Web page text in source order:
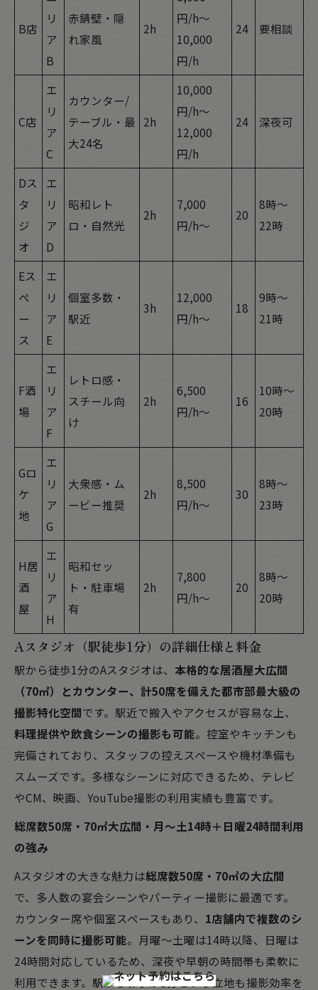
B店
リ
ア
B
赤錆壁・隠
れ家風
2h
円/h〜
10,000
円/h
24 要相談
C店
エ
リ
ア
C
カウンター/
テーブル・最
大24名
2h
10,000
円/h〜
12,000
円/h
24 深夜可
Dス
タ
ジ
オ
エ
リ
ア
D
昭和レト
ロ・自然光
2h
7,000
円/h〜
20
8時〜
22時
Eス
ペ
ー
ス
エ
リ
ア
E
個室多数・
駅近
3h
12,000
円/h〜
18
9時〜
21時
F酒
場
エ
リ
ア
F
レトロ感・
スチール向
け
2h
6,500
円/h〜
16
10時〜
20時
Gロ
ケ
地
エ
リ
ア
G
大衆感・ム
ービー推奨
2h
8,500
円/h〜
30
8時〜
23時
H居
酒
屋
エ
リ
ア
H
昭和セッ
ト・駐車場
有
2h
7,800
円/h〜
20
8時〜
20時
Aスタジオ（駅徒歩1分）の詳細仕様と料金
駅から徒歩1分のAスタジオは、 本格的な居酒屋大広間
（70㎡）とカウンター、計50席を備えた都市部最大級の
撮影特化空間です。駅近で搬入やアクセスが容易な上、
料理提供や飲食シーンの撮影も可能。控室やキッチンも
完備されており、スタッフの控えスペースや機材準備も
スムーズです。多様なシーンに対応できるため、テレビ
やCM、映画、YouTube撮影の利用実績も豊富です。
総席数50席・70㎡大広間・月〜土14時＋日曜24時間利用
の強み
Aスタジオの大きな魅力は総席数50席・70㎡の大広間
で、多人数の宴会シーンやパーティー撮影に最適です。
カウンター席や個室スペースもあり、 1店舗内で複数のシ
ーンを同時に撮影可能。月曜〜土曜は14時以降、日曜は
24時間対応しているため、深夜や早朝の時間帯も柔軟に
利用できます。駅からわずか1分という立地も撮影効率を